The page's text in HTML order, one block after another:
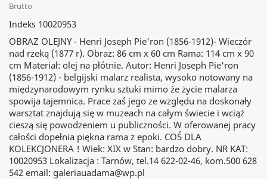
Brutto
Indeks 10020953
OBRAZ OLEJNY - Henri Joseph Pie'ron (1856-1912)- Wieczór
nad rzeką (1877 r). Obraz: 86 cm x 60 cm Rama: 114 cm x 90
cm Materiał: olej na płótnie. Autor: Henri Joseph Pie'ron
(1856-1912) - belgijski malarz realista, wysoko notowany na
międzynarodowym rynku sztuki mimo że życie malarza
spowija tajemnica. Prace zaś jego ze względu na doskonały
warsztat znajdują się w muzeach na całym świecie i wciąż
cieszą się powodzeniem u publiczności. W oferowanej pracy
całości dopełnia piękna rama z epoki. COŚ DLA
KOLEKCJONERA ! Wiek: XIX w Stan: bardzo dobry. NR KAT:
10020953 Lokalizacja : Tarnów, tel.14 622-02-46, kom.500 628
542 email: galeriauadama@wp.pl